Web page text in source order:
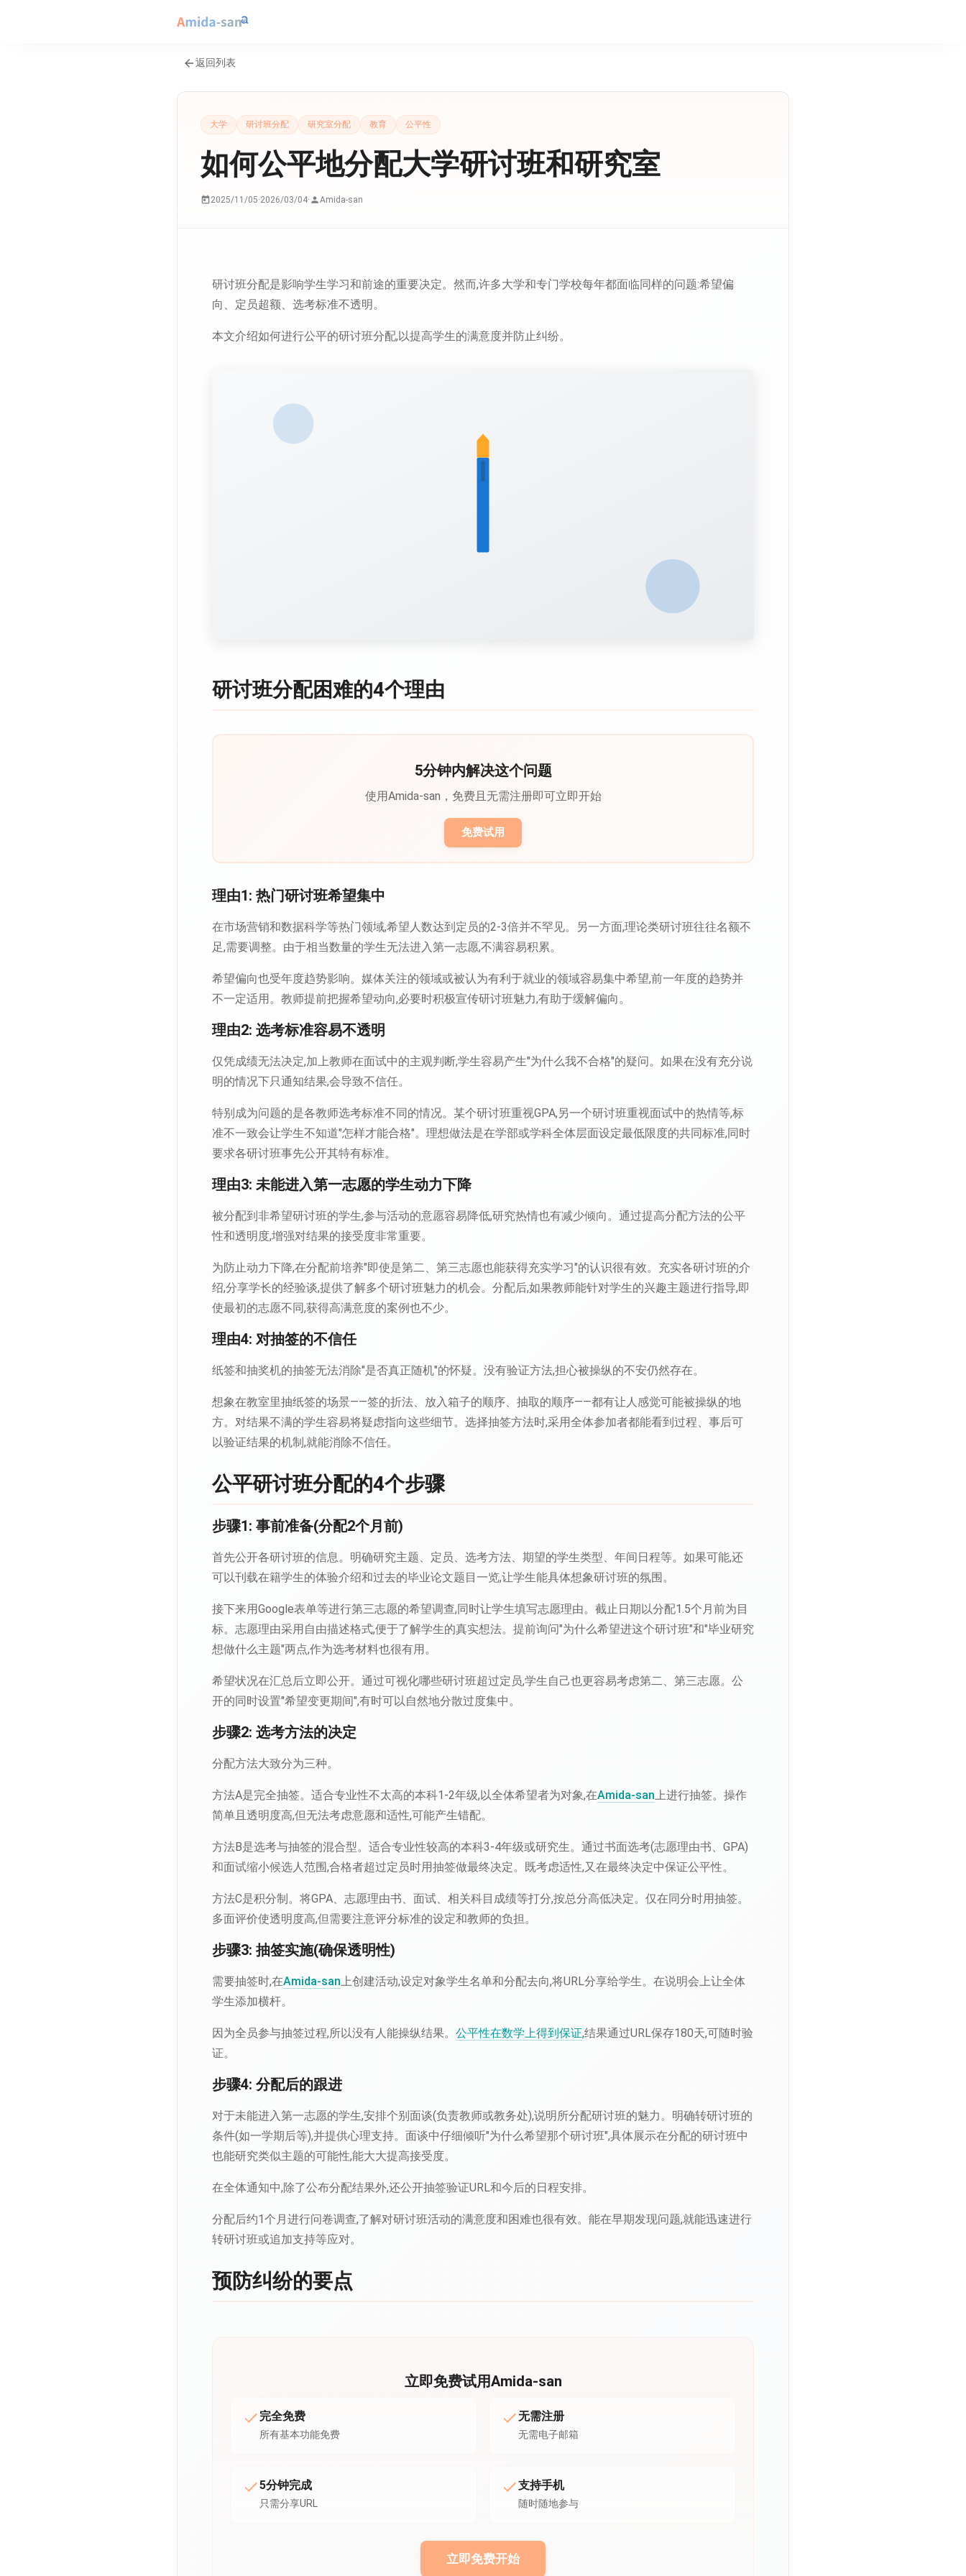
返回列表
大学 研讨班分配 研究室分配 教育 公平性
如何公平地分配大学研讨班和研究室
2025/11/05·2026/03/04· Amida-san
研讨班分配是影响学生学习和前途的重要决定。然而,许多大学和专门学校每年都面临同样的问题:希望偏
向、定员超额、选考标准不透明。
本文介绍如何进行公平的研讨班分配,以提高学生的满意度并防止纠纷。
研讨班分配困难的4个理由
5分钟内解决这个问题
使用Amida-san，免费且无需注册即可立即开始
免费试用
理由1: 热门研讨班希望集中
在市场营销和数据科学等热门领域,希望人数达到定员的2-3倍并不罕见。另一方面,理论类研讨班往往名额不
足,需要调整。由于相当数量的学生无法进入第一志愿,不满容易积累。
希望偏向也受年度趋势影响。媒体关注的领域或被认为有利于就业的领域容易集中希望,前一年度的趋势并
不一定适用。教师提前把握希望动向,必要时积极宣传研讨班魅力,有助于缓解偏向。
理由2: 选考标准容易不透明
仅凭成绩无法决定,加上教师在面试中的主观判断,学生容易产生"为什么我不合格"的疑问。如果在没有充分说
明的情况下只通知结果,会导致不信任。
特别成为问题的是各教师选考标准不同的情况。某个研讨班重视GPA,另一个研讨班重视面试中的热情等,标
准不一致会让学生不知道"怎样才能合格"。理想做法是在学部或学科全体层面设定最低限度的共同标准,同时
要求各研讨班事先公开其特有标准。
理由3: 未能进入第一志愿的学生动力下降
被分配到非希望研讨班的学生,参与活动的意愿容易降低,研究热情也有减少倾向。通过提高分配方法的公平
性和透明度,增强对结果的接受度非常重要。
为防止动力下降,在分配前培养"即使是第二、第三志愿也能获得充实学习"的认识很有效。充实各研讨班的介
绍,分享学长的经验谈,提供了解多个研讨班魅力的机会。分配后,如果教师能针对学生的兴趣主题进行指导,即
使最初的志愿不同,获得高满意度的案例也不少。
理由4: 对抽签的不信任
纸签和抽奖机的抽签无法消除"是否真正随机"的怀疑。没有验证方法,担心被操纵的不安仍然存在。
想象在教室里抽纸签的场景——签的折法、放入箱子的顺序、抽取的顺序——都有让人感觉可能被操纵的地
方。对结果不满的学生容易将疑虑指向这些细节。选择抽签方法时,采用全体参加者都能看到过程、事后可
以验证结果的机制,就能消除不信任。
公平研讨班分配的4个步骤
步骤1: 事前准备(分配2个月前)
首先公开各研讨班的信息。明确研究主题、定员、选考方法、期望的学生类型、年间日程等。如果可能,还
可以刊载在籍学生的体验介绍和过去的毕业论文题目一览,让学生能具体想象研讨班的氛围。
接下来用Google表单等进行第三志愿的希望调查,同时让学生填写志愿理由。截止日期以分配1.5个月前为目
标。志愿理由采用自由描述格式,便于了解学生的真实想法。提前询问"为什么希望进这个研讨班"和"毕业研究
想做什么主题"两点,作为选考材料也很有用。
希望状况在汇总后立即公开。通过可视化哪些研讨班超过定员,学生自己也更容易考虑第二、第三志愿。公
开的同时设置"希望变更期间",有时可以自然地分散过度集中。
步骤2: 选考方法的决定
分配方法大致分为三种。
方法A是完全抽签。适合专业性不太高的本科1-2年级,以全体希望者为对象,在Amida-san上进行抽签。操作
简单且透明度高,但无法考虑意愿和适性,可能产生错配。
方法B是选考与抽签的混合型。适合专业性较高的本科3-4年级或研究生。通过书面选考(志愿理由书、GPA)
和面试缩小候选人范围,合格者超过定员时用抽签做最终决定。既考虑适性,又在最终决定中保证公平性。
方法C是积分制。将GPA、志愿理由书、面试、相关科目成绩等打分,按总分高低决定。仅在同分时用抽签。
多面评价使透明度高,但需要注意评分标准的设定和教师的负担。
步骤3: 抽签实施(确保透明性)
需要抽签时,在Amida-san上创建活动,设定对象学生名单和分配去向,将URL分享给学生。在说明会上让全体
学生添加横杆。
因为全员参与抽签过程,所以没有人能操纵结果。 公平性在数学上得到保证,结果通过URL保存180天,可随时验
证。
步骤4: 分配后的跟进
对于未能进入第一志愿的学生,安排个别面谈(负责教师或教务处),说明所分配研讨班的魅力。明确转研讨班的
条件(如一学期后等),并提供心理支持。面谈中仔细倾听"为什么希望那个研讨班",具体展示在分配的研讨班中
也能研究类似主题的可能性,能大大提高接受度。
在全体通知中,除了公布分配结果外,还公开抽签验证URL和今后的日程安排。
分配后约1个月进行问卷调查,了解对研讨班活动的满意度和困难也很有效。能在早期发现问题,就能迅速进行
转研讨班或追加支持等应对。
预防纠纷的要点
立即免费试用Amida-san
完全免费
所有基本功能免费
无需注册
无需电子邮箱
5分钟完成
只需分享URL
支持手机
随时随地参与
立即免费开始